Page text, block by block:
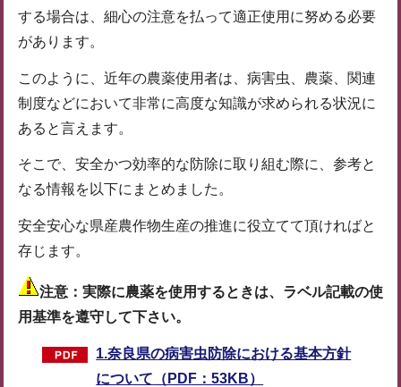
する場合は、細心の注意を払って適正使用に努める必要
があります。
このように、近年の農薬使用者は、病害虫、農薬、関連
制度などにおいて非常に高度な知識が求められる状況に
あると言えます。
そこで、安全かつ効率的な防除に取り組む際に、参考と
なる情報を以下にまとめました。
安全安心な県産農作物生産の推進に役立てて頂ければと
存じます。
注意：実際に農薬を使用するときは、ラベル記載の使
用基準を遵守して下さい。
1.奈良県の病害虫防除における基本方針
について （PDF：53KB）